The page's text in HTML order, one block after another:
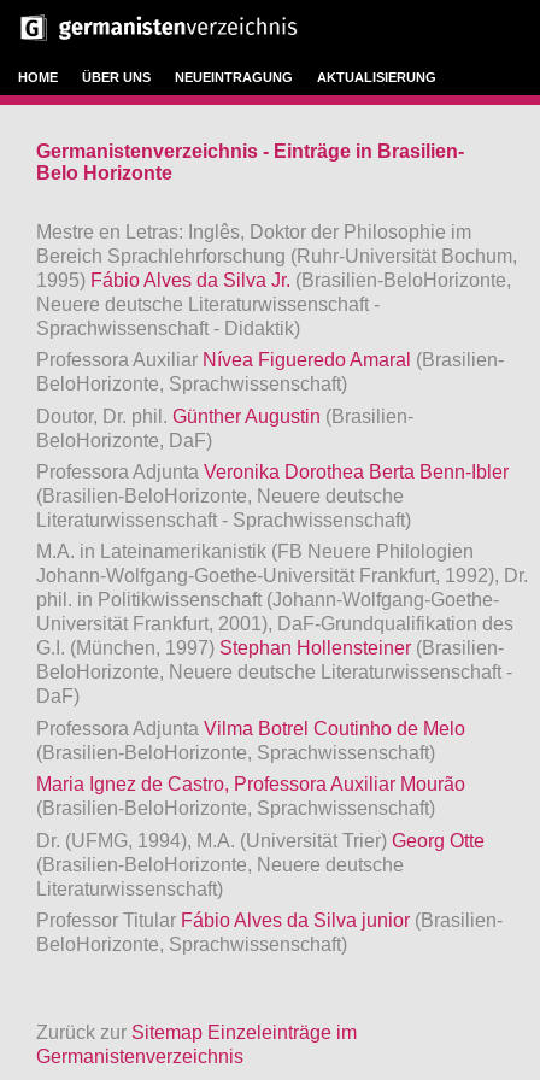
HOME ÜBER UNS NEUEINTRAGUNG AKTUALISIERUNG
Germanistenverzeichnis - Einträge in Brasilien-
Belo Horizonte
Mestre en Letras: Inglês, Doktor der Philosophie im
Bereich Sprachlehrforschung (Ruhr-Universität Bochum,
1995) Fábio Alves da Silva Jr. (Brasilien-BeloHorizonte,
Neuere deutsche Literaturwissenschaft -
Sprachwissenschaft - Didaktik)
Professora Auxiliar Nívea Figueredo Amaral (Brasilien-
BeloHorizonte, Sprachwissenschaft)
Doutor, Dr. phil. Günther Augustin (Brasilien-
BeloHorizonte, DaF)
Professora Adjunta Veronika Dorothea Berta Benn-Ibler
(Brasilien-BeloHorizonte, Neuere deutsche
Literaturwissenschaft - Sprachwissenschaft)
M.A. in Lateinamerikanistik (FB Neuere Philologien
Johann-Wolfgang-Goethe-Universität Frankfurt, 1992), Dr.
phil. in Politikwissenschaft (Johann-Wolfgang-Goethe-
Universität Frankfurt, 2001), DaF-Grundqualifikation des
G.I. (München, 1997) Stephan Hollensteiner (Brasilien-
BeloHorizonte, Neuere deutsche Literaturwissenschaft -
DaF)
Professora Adjunta Vilma Botrel Coutinho de Melo
(Brasilien-BeloHorizonte, Sprachwissenschaft)
Maria Ignez de Castro, Professora Auxiliar Mourão
(Brasilien-BeloHorizonte, Sprachwissenschaft)
Dr. (UFMG, 1994), M.A. (Universität Trier) Georg Otte
(Brasilien-BeloHorizonte, Neuere deutsche
Literaturwissenschaft)
Professor Titular Fábio Alves da Silva junior (Brasilien-
BeloHorizonte, Sprachwissenschaft)
Zurück zur Sitemap Einzeleinträge im
Germanistenverzeichnis